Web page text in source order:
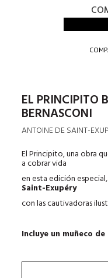
EL PRINCIPITO
BERNASCONI
ANTOINE DE SAINT-
El Principito, una obra
a cobrar vida
en esta edición
Saint-Exupéry
con las cautivadoras
Incluye un muñeco